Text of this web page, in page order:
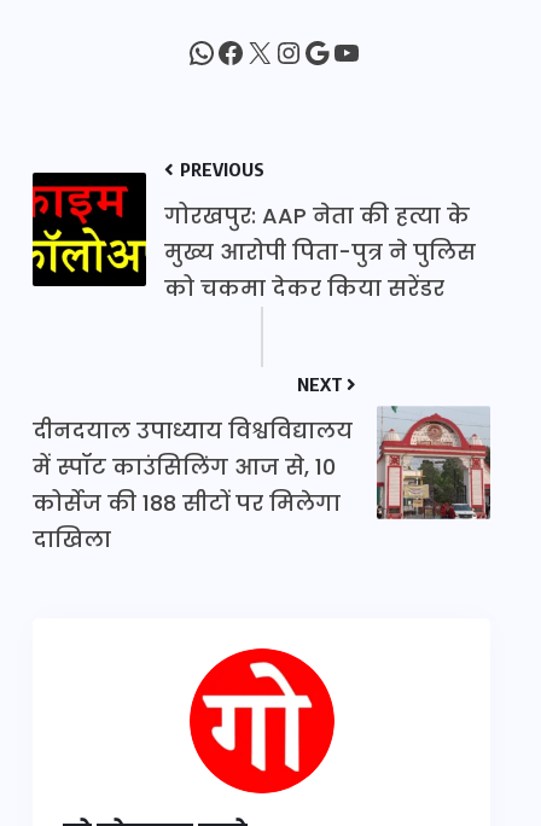
WhatsApp
Facebook
X Instagram
Google
YouTube
PREVIOUS
गोरखपुर: AAP नेता की हत्या के
मुख्य आरोपी पिता-पुत्र ने पुलिस
को चकमा देकर किया सरेंडर
NEXT
दीनदयाल उपाध्याय विश्वविद्यालय
में स्पॉट काउंसिलिंग आज से, 10
कोर्सेज की 188 सीटों पर मिलेगा
दाखिला